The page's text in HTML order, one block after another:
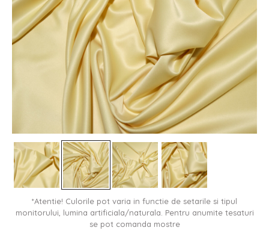
*Atentie! Culorile pot varia in functie de setarile si tipul
monitorului, lumina artificiala/naturala. Pentru anumite tesaturi
se pot comanda mostre